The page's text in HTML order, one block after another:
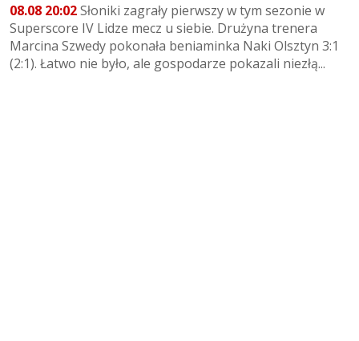
08.08 20:02Słoniki zagrały pierwszy w tym sezonie w
Superscore IV Lidze mecz u siebie. Drużyna trenera
Marcina Szwedy pokonała beniaminka Naki Olsztyn 3:1
(2:1). Łatwo nie było, ale gospodarze pokazali niezłą...